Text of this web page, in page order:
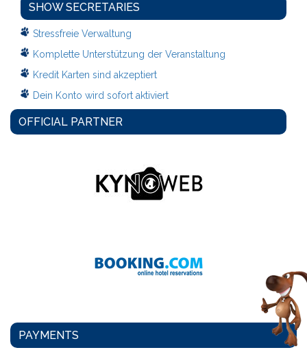
SHOW SECRETARIES
Stressfreie Verwaltung
Komplette Unterstützung der Veranstaltung
Kredit Karten sind akzeptiert
Dein Konto wird sofort aktiviert
OFFICIAL PARTNER
PAYMENTS